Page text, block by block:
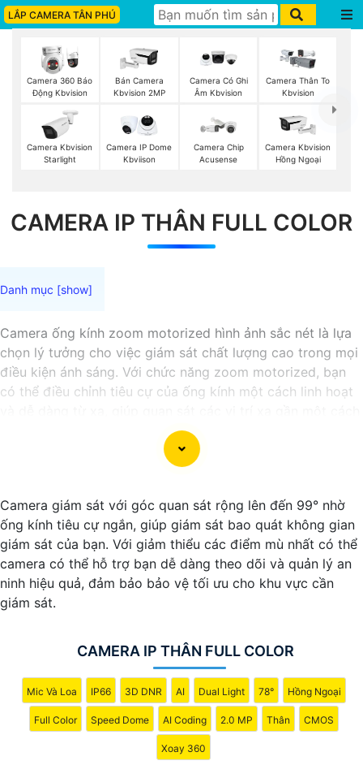
LẮP CAMERA TÂN PHÚ
Camera 360 Báo
Động Kbvision
Bán Camera
Kbvision 2MP
Camera Có Ghi
Âm Kbvision
Camera Thân To
Kbvision
Camera Kbvision
Starlight
Camera IP Dome
Kbviison
Camera Chip
Acusense
Camera Kbvision
Hồng Ngoại
CAMERA IP THÂN FULL COLOR
Camera ống kính zoom motorized hình ảnh sắc nét là lựa
chọn lý tưởng cho việc giám sát chất lượng cao trong mọi
điều kiện ánh sáng. Với chức năng zoom motorized, bạn
có thể điều chỉnh tiêu cự của ống kính một cách linh hoạt
chính xác và rõ ràng. Hình ảnh từ camera này sắc nét và
chi tiết, giúp bạn dễ dàng nhận diện và phân biệt chi tiết
Camera giám sát với góc quan sát rộng lên đến 99° nhờ
ống kính tiêu cự ngắn, giúp giám sát bao quát không gian
giám sát của bạn. Với giảm thiểu các điểm mù nhất có thể
camera có thể hỗ trợ bạn dễ dàng theo dõi và quản lý an
ninh hiệu quả, đảm bảo bảo vệ tối ưu cho khu vực cần
giám sát.
CAMERA IP THÂN FULL COLOR
Mic Và Loa IP66 3D DNR AI Dual Light 78° Hồng Ngoại
Full Color Speed Dome AI Coding 2.0 MP Thân CMOS
Xoay 360